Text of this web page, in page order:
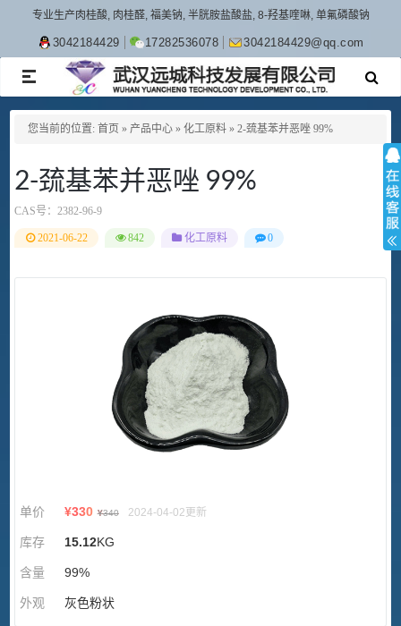
专业生产肉桂酸, 肉桂醛, 福美钠, 半胱胺盐酸盐, 8-羟基喹啉, 单氟磷酸钠
3042184429 17282536078 3042184429@qq.com
TOGGLE
NAVIGATION
您当前的位置: 首页 » 产品中心 » 化工原料 » 2-巯基苯并恶唑 99%
2-巯基苯并恶唑 99%
CAS号： 2382-96-9
2021-06-22 842 化工原料 0
单价 ¥330 ¥340 2024-04-02更新
库存 15.12KG
含量 99%
外观 灰色粉状